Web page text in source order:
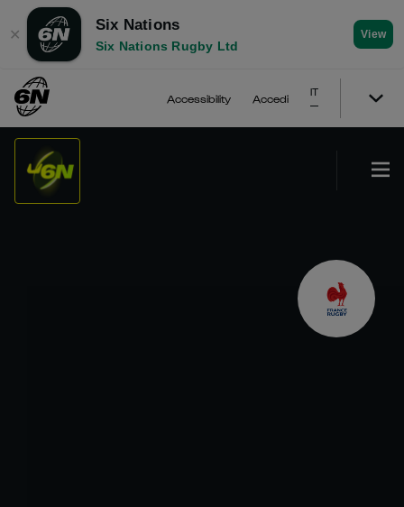
✕
Six Nations
Six Nations Rugby Ltd
View
Accessibility Accedi
IT